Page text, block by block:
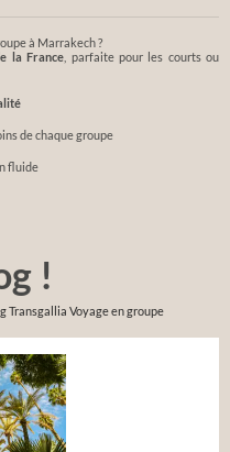
à Marrakech ?
la France , parfaite pour les courts ou
de chaque groupe
fluide
!
Transgallia Voyage en groupe